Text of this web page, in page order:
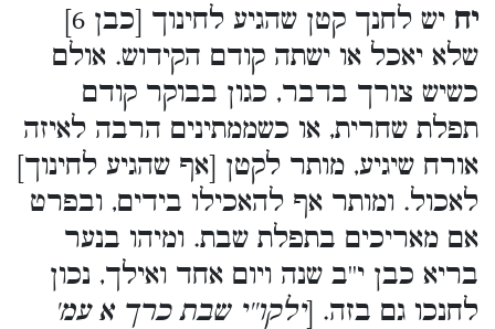
יח
יש לחנך קטן שהגיע לחינוך [כבן 6]
שלא יאכל או ישתה קודם הקידוש. אולם
כשיש צורך בדבר, כגון בבוקר קודם
תפלת שחרית, או כשממתינים הרבה לאיזה
אורח שיגיע, מותר לקטן [אף שהגיע לחינוך]
לאכול. ומותר אף להאכילו בידים, ובפרט
אם מאריכים בתפלת שבת. ומיהו בנער
בריא כבן י''ב שנה ויום אחד ואילך, נכון
לחנכו גם בזה. [ילקו''י שבת כרך א עמ'